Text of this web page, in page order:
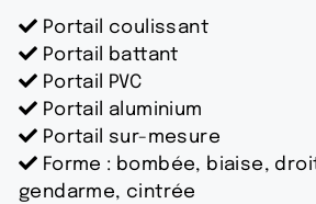
Portail coulissant
Portail battant
Portail PVC
Portail aluminium
Portail sur-mesure
Forme : bombée, biaise,
gendarme, cintrée